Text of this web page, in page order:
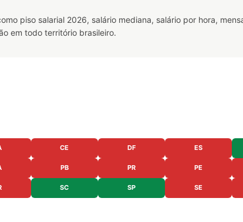
piso salarial 2026, salário mediana, salário por hora,
em todo território brasileiro.
CE DF ES
PB PR PE
SC SP SE